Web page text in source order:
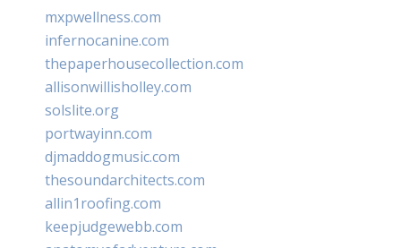
mxpwellness.com
infernocanine.com
thepaperhousecollection.com
allisonwillisholley.com
solslite.org
portwayinn.com
djmaddogmusic.com
thesoundarchitects.com
allin1roofing.com
keepjudgewebb.com